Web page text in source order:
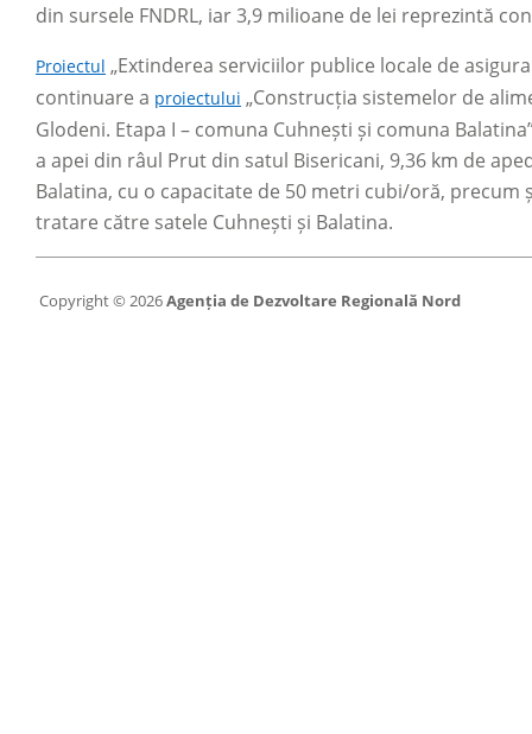
din sursele FNDRL, iar 3,9 milioane de lei reprezintă
Proiectul „Extinderea serviciilor publice locale de
continuare a proiectului „Construcția sistemelor de
Glodeni. Etapa I – comuna Cuhnești și comuna
a apei din râul Prut din satul Bisericani, 9,36 km de
Balatina, cu o capacitate de 50 metri cubi/oră,
tratare către satele Cuhnești și Balatina.
Copyright © 2026Agenția de Dezvoltare Regională Nord